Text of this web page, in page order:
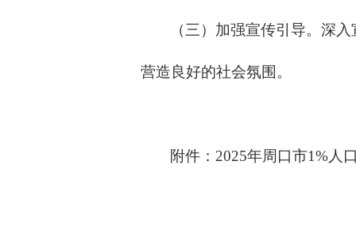
（三）加强宣传引导。深
营造良好的社会氛围。
附件： 2025年周口市1%人